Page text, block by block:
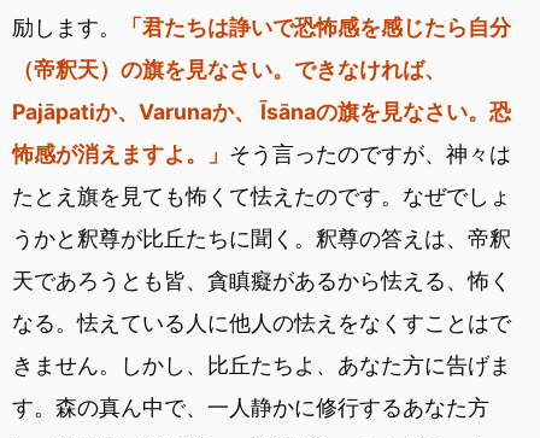
励します。
「君たちは諍いで恐怖感を感じたら自分
（帝釈天）の旗を見なさい。できなければ、
Pajāpatiか、Varunaか、 Īsānaの旗を見なさい。恐
怖感が消えますよ。」 そう言ったのですが、神々は
たとえ旗を見ても怖くて怯えたのです。なぜでしょ
うかと釈尊が比丘たちに聞く。釈尊の答えは、帝釈
天であろうとも皆、貪瞋癡があるから怯える、怖く
なる。怯えている人に他人の怯えをなくすことはで
きません。しかし、比丘たちよ、あなた方に告げま
す。森の真ん中で、一人静かに修行するあなた方